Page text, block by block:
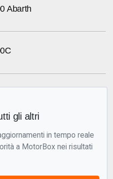
Abarth
gli altri
in tempo reale
a MotorBox nei risultati